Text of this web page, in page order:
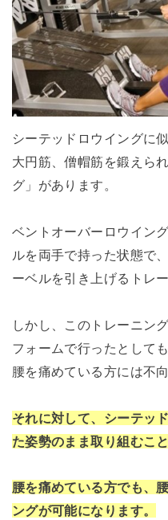
シーテッドロウイングに
大円筋、僧帽筋を鍛えら
グ」があります。
ベントオーバーロウイン
ルを両手で持った状態で
ーベルを引き上げるトレー
しかし、このトレーニン
フォームで行ったとして
腰を痛めている方には不向
それに対して、シーテッ
た姿勢のまま取り組むこ
腰を痛めている方でも、
ングが可能になります。